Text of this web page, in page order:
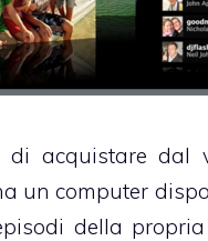
di acquistare dal
un computer
della